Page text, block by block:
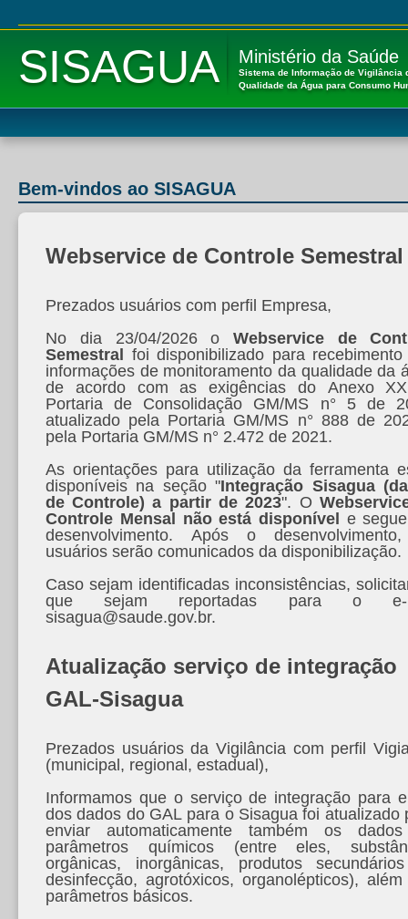
SISAGUA Ministério da Saúde
Sistema de Informação de Vigilância
Qualidade da Água para Consumo
Bem-vindos ao SISAGUA
Webservice de Controle Semestral
Prezados usuários com perfil Empresa,
No dia 23/04/2026 o Webservice de
Semestral
foi disponibilizado para
informações de monitoramento da qualidade da
de acordo com as exigências do Anexo
Portaria de Consolidação GM/MS n° 5 de
atualizado pela Portaria GM/MS n° 888 de
pela Portaria GM/MS n° 2.472 de 2021.
As orientações para utilização da ferramenta
disponíveis na seção "Integração Sisagua
de Controle) a partir de 2023". O
Controle Mensal não está disponível
e
desenvolvimento. Após o
usuários serão comunicados da disponibilização.
Caso sejam identificadas inconsistências,
que sejam reportadas para o e-
sisagua@saude.gov.br.
Atualização serviço de integração
GAL-Sisagua
Prezados usuários da Vigilância com perfil
(municipal, regional, estadual),
Informamos que o serviço de integração para
dos dados do GAL para o Sisagua foi atualizado
enviar automaticamente também os
parâmetros químicos (entre eles,
orgânicas, inorgânicas, produtos
desinfecção, agrotóxicos, organolépticos),
parâmetros básicos.